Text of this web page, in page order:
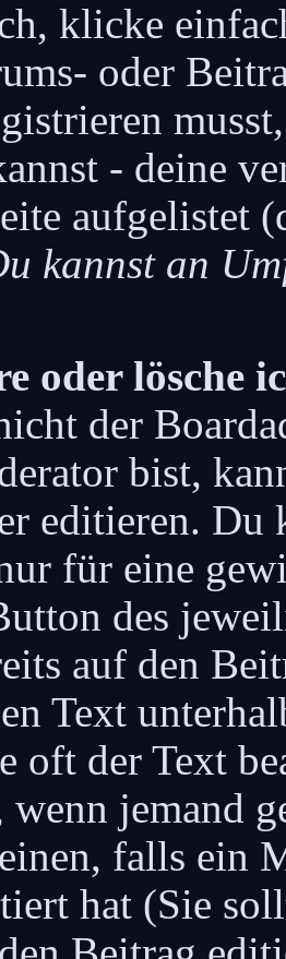
klicke
oder
- deine
aufgelistet
kannst an
oder lösche
der
bist,
editieren. Du
für eine
des
auf den
Text
oft der Text
wenn jemand
falls ein
hat (Sie